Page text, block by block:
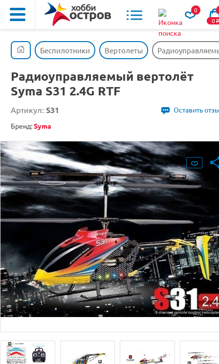
0
0o
Беспилотники Вертолеты
Радиоуправляемый вертолёт
Syma S31 2.4G RTF
Артикул: S31
Оставить
Бренд:Syma